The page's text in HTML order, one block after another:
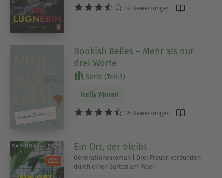
32 Bewertungen
Bookish Belles – Mehr als nur
drei Worte
Serie (Teil 3)
Kelly Moran
35 Bewertungen
Ein Ort, der bleibt
Generationenroman | Drei Frauen verbunden
durch einen Garten am Meer